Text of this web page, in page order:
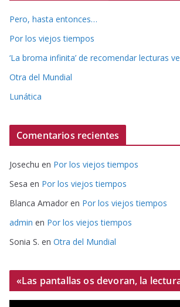
Pero, hasta entonces…
Por los viejos tiempos
‘La broma infinita’ de recomendar lecturas
Otra del Mundial
Lunática
Comentarios recientes
Josechu en Por los viejos tiempos
Sesa en Por los viejos tiempos
Blanca Amador en Por los viejos tiempos
admin en Por los viejos tiempos
Sonia S. en Otra del Mundial
«Las pantallas os devoran, la